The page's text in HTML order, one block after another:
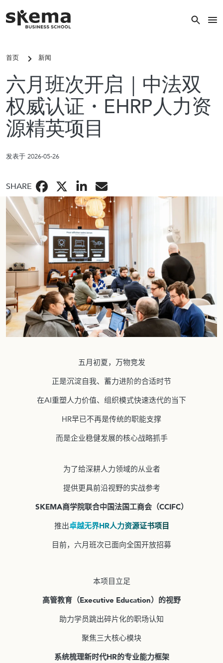
关键词搜索
搜索
热门搜索
国际硕士
校区
BBA
金融
首页
新闻
六月班次开启｜中法双
权威认证・EHRP人力资
源精英项目
发表于 2026-05-26
SHARE
五月初夏，万物竞发
正是沉淀自我、蓄力进阶的合适时节
在AI重塑人力价值、组织模式快速迭代的当下
HR早已不再是传统的职能支撑
而是企业稳健发展的核心战略抓手
为了给深耕人力领域的从业者
提供更具前沿视野的实战参考
SKEMA商学院联合中国法国工商会（CCIFC）
推出卓越无界HR人力资源证书项目
目前，六月班次已面向全国开放招募
本项目立足
高管教育（Executive Education）的视野
助力学员跳出碎片化的职场认知
聚焦三大核心模块
系统梳理新时代HR的专业能力框架